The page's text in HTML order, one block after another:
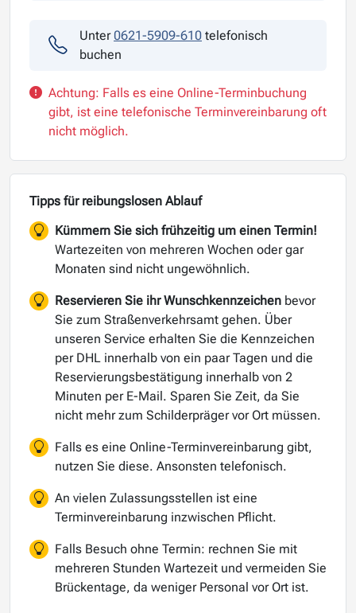
Unter0621-5909-610 telefonisch
buchen
Achtung: Falls es eine Online-Terminbuchung
gibt, ist eine telefonische Terminvereinbarung oft
nicht möglich.
Tipps für reibungslosen Ablauf
Kümmern Sie sich frühzeitig um einen Termin!
Wartezeiten von mehreren Wochen oder gar
Monaten sind nicht ungewöhnlich.
Reservieren Sie ihr Wunschkennzeichen bevor
Sie zum Straßenverkehrsamt gehen. Über
unseren Service erhalten Sie die Kennzeichen
per DHL innerhalb von ein paar Tagen und die
Reservierungsbestätigung innerhalb von 2
Minuten per E-Mail. Sparen Sie Zeit, da Sie
nicht mehr zum Schilderpräger vor Ort müssen.
Falls es eine Online-Terminvereinbarung gibt,
nutzen Sie diese. Ansonsten telefonisch.
An vielen Zulassungsstellen ist eine
Terminvereinbarung inzwischen Pflicht.
Falls Besuch ohne Termin: rechnen Sie mit
mehreren Stunden Wartezeit und vermeiden Sie
Brückentage, da weniger Personal vor Ort ist.